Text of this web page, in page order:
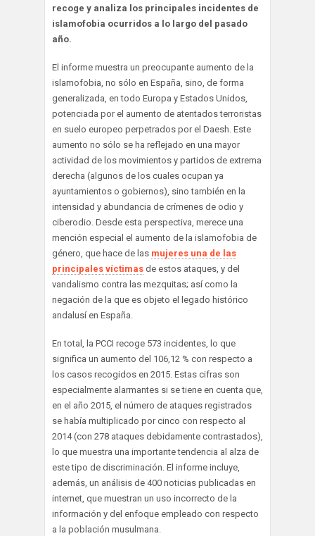
recoge y analiza los principales incidentes de
islamofobia ocurridos a lo largo del pasado
año.
El informe muestra un preocupante aumento de la
islamofobia, no sólo en España, sino, de forma
generalizada, en todo Europa y Estados Unidos,
potenciada por el aumento de atentados terroristas
en suelo europeo perpetrados por el Daesh. Este
aumento no sólo se ha reflejado en una mayor
actividad de los movimientos y partidos de extrema
derecha (algunos de los cuales ocupan ya
ayuntamientos o gobiernos), sino también en la
intensidad y abundancia de crímenes de odio y
ciberodio. Desde esta perspectiva, merece una
mención especial el aumento de la islamofobia de
género, que hace de las mujeres una de las
principales víctimas de estos ataques, y del
vandalismo contra las mezquitas; así como la
negación de la que es objeto el legado histórico
andalusí en España.
En total, la PCCI recoge 573 incidentes, lo que
significa un aumento del 106,12 % con respecto a
los casos recogidos en 2015. Estas cifras son
especialmente alarmantes si se tiene en cuenta que,
en el año 2015, el número de ataques registrados
se había multiplicado por cinco con respecto al
2014 (con 278 ataques debidamente contrastados),
lo que muestra una importante tendencia al alza de
este tipo de discriminación. El informe incluye,
además, un análisis de 400 noticias publicadas en
internet, que muestran un uso incorrecto de la
información y del enfoque empleado con respecto
a la población musulmana.